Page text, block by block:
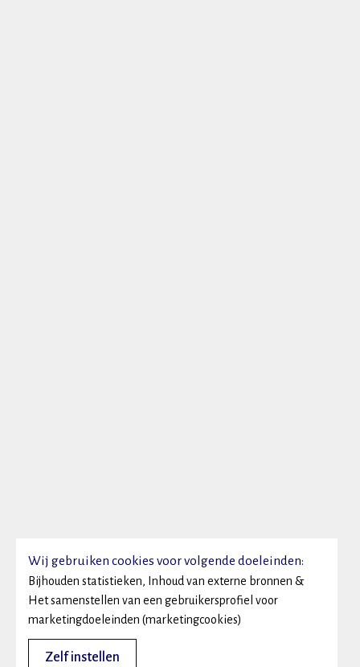
Wij gebruiken cookies voor volgende doeleinden:
Bijhouden statistieken, Inhoud van externe bronnen &
Het samenstellen van een gebruikersprofiel voor
marketingdoeleinden (marketingcookies)
Zelf instellen